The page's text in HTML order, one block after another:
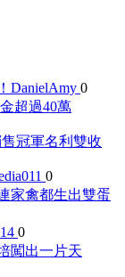
DanielAmy 0
超過40萬
冠軍名利雙收
0
家禽都生出雙蛋
0
闖出一片天